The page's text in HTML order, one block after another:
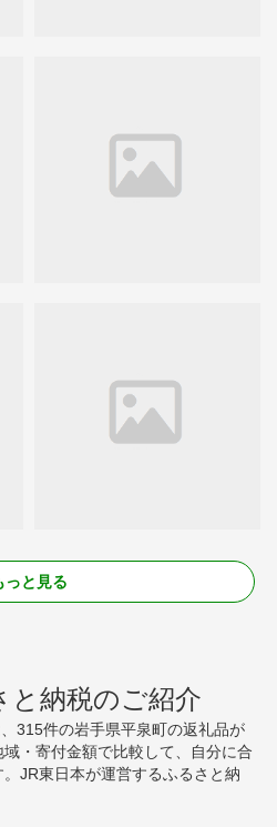
っと見る
と納税のご紹介
315件の岩手県平泉町の返礼品が
・寄付金額で比較して、自分に合
JR東日本が運営するふるさと納